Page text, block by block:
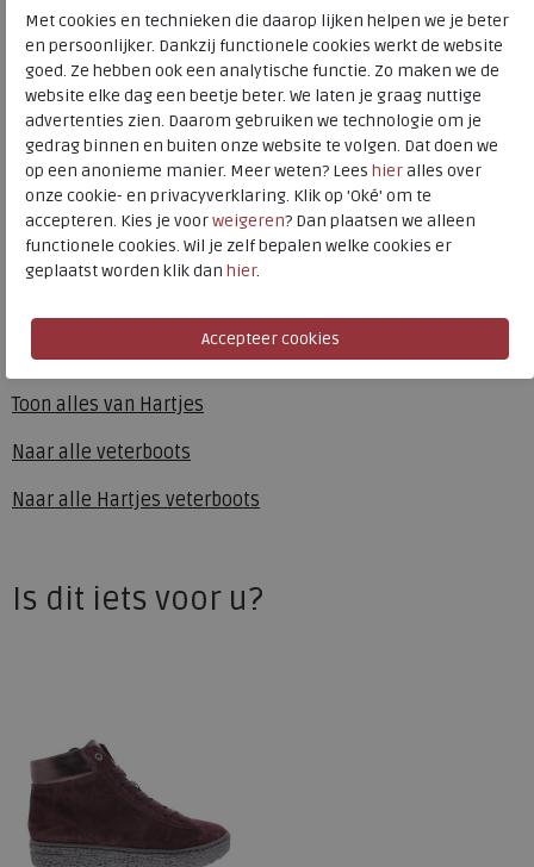
Hartjes
Toon alles van Hartjes
Naar alle veterboots
Naar alle Hartjes veterboots
Merk
Hartjes
Fabrikantcode
172.1404/10 01.00
Bestelcode
266.01.000119
Kleur
Schwarz
Materiaal
Leer
Wijdtemaat
h
Uitneembaar voetbed
ja
Is dit iets voor u?
Met cookies en technieken die daarop lijken helpen we je beter
en persoonlijker. Dankzij functionele cookies werkt de website
goed. Ze hebben ook een analytische functie. Zo maken we de
website elke dag een beetje beter. We laten je graag nuttige
advertenties zien. Daarom gebruiken we technologie om je
gedrag binnen en buiten onze website te volgen. Dat doen we
op een anonieme manier. Meer weten? Lees hieralles over
onze cookie- en privacyverklaring. Klik op 'Oké' om te
accepteren. Kies je voorweigeren? Dan plaatsen we alleen
functionele cookies. Wil je zelf bepalen welke cookies er
geplaatst worden klik dan hier.